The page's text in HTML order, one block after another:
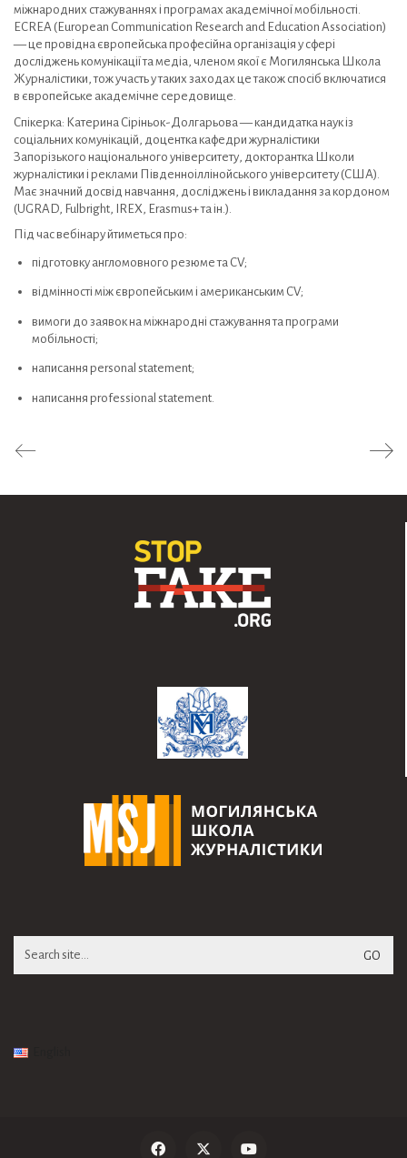
міжнародних стажуваннях і програмах академічної мобільності.
ECREA (European Communication Research and Education Association)
— це провідна європейська професійна організація у сфері
досліджень комунікації та медіа, членом якої є Могилянська Школа
Журналістики, тож участь у таких заходах це також спосіб включатися
в європейське академічне середовище.
Спікерка: Катерина Сіріньок-Долгарьова — кандидатка наук із
соціальних комунікацій, доцентка кафедри журналістики
Запорізького національного університету, докторантка Школи
журналістики і реклами Південноіллінойського університету (США).
Має значний досвід навчання, досліджень і викладання за кордоном
(UGRAD, Fulbright, IREX, Erasmus+ та ін.).
Під час вебінару йтиметься про:
підготовку англомовного резюме та CV;
відмінності між європейським і американським CV;
вимоги до заявок на міжнародні стажування та програми
мобільності;
написання personal statement;
написання professional statement.
for: